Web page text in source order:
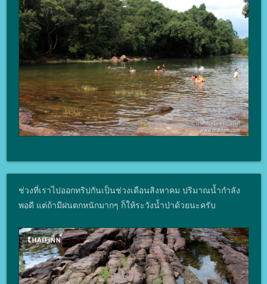
ช่วงที่เราไปออกทริปกันเป็นช่วงเดือนสิงหาคม ปริมาณน้ำกำลัง
พอดี แต่ถ้ามีฝนตกหนักมากๆ ก็ให้ระวังน้ำป่าด้วยนะครับ